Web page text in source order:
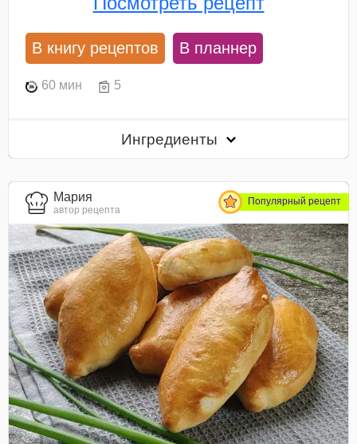
В книгу рецептов В планнер
60 мин 5
Ингредиенты
Мария
автор рецепта
Популярный рецепт